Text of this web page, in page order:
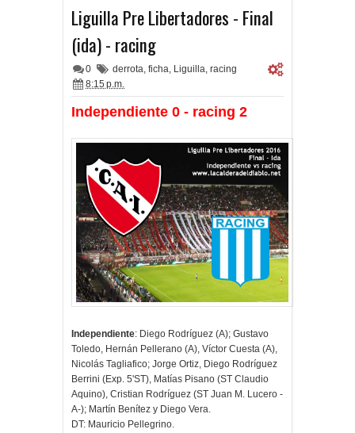
Liguilla Pre Libertadores - Final
(ida) - racing
0 derrota, ficha, Liguilla, racing
8:15 p.m.
Independiente 0 - racing 2
Independiente: Diego Rodríguez (A); Gustavo
Toledo, Hernán Pellerano (A), Víctor Cuesta (A),
Nicolás Tagliafico; Jorge Ortiz, Diego Rodríguez
Berrini (Exp. 5'ST), Matías Pisano (ST Claudio
Aquino), Cristian Rodríguez (ST Juan M. Lucero -
A-); Martín Benítez y Diego Vera.
DT: Mauricio Pellegrino.